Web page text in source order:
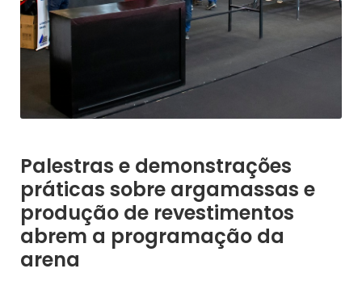
Palestras e demonstrações
práticas sobre argamassas e
produção de revestimentos
abrem a programação da
arena